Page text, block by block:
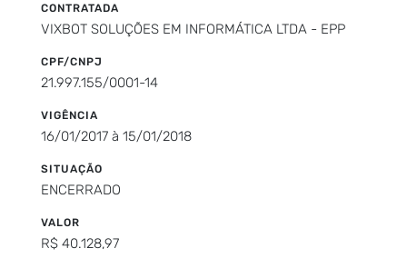
CONTRATADA
VIXBOT SOLUÇÕES EM INFORMÁTICA LTDA - EPP
CPF/CNPJ
21.997.155/0001-14
VIGÊNCIA
16/01/2017 à 15/01/2018
SITUAÇÃO
ENCERRADO
VALOR
R$ 40.128,97